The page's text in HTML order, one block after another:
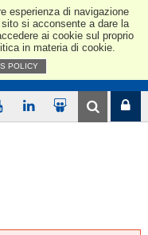
esperienza di navigazione
si acconsente a dare la
ai cookie sul proprio
in materia di cookie.
POLICY